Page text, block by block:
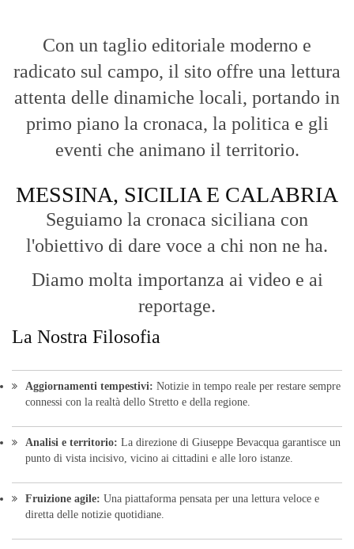
Con un taglio editoriale moderno e
radicato sul campo, il sito offre una lettura
attenta delle dinamiche locali, portando in
primo piano la cronaca, la politica e gli
eventi che animano il territorio.
MESSINA, SICILIA E CALABRIA
Seguiamo la cronaca siciliana con
l'obiettivo di dare voce a chi non ne ha.
Diamo molta importanza ai video e ai
reportage.
La Nostra Filosofia
Aggiornamenti tempestivi: Notizie in tempo reale per restare sempre
connessi con la realtà dello Stretto e della regione.
Analisi e territorio: La direzione di Giuseppe Bevacqua garantisce un
punto di vista incisivo, vicino ai cittadini e alle loro istanze.
Fruizione agile: Una piattaforma pensata per una lettura veloce e
diretta delle notizie quotidiane.